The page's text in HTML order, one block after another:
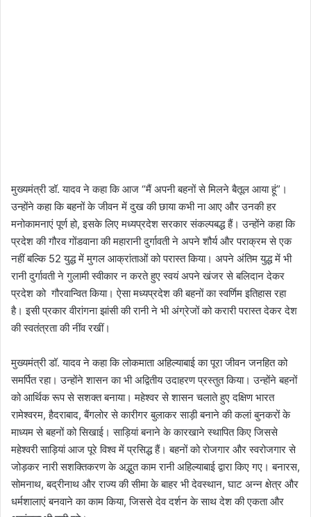
मुख्यमंत्री डॉ. यादव ने कहा कि आज “मैं अपनी बहनों से मिलने बैतूल आया हूं”।
उन्होंने कहा कि बहनों के जीवन में दुख की छाया कभी ना आए और उनकी हर
मनोकामनाएं पूर्ण हो, इसके लिए मध्यप्रदेश सरकार संकल्पबद्ध हैं। उन्होंने कहा कि
प्रदेश की गौरव गोंडवाना की महारानी दुर्गावती ने अपने शौर्य और पराक्रम से एक
नहीं बल्कि 52 युद्ध में मुगल आक्रांताओं को परास्त किया। अपने अंतिम युद्ध में भी
रानी दुर्गावती ने गुलामी स्वीकार न करते हुए स्वयं अपने खंजर से बलिदान देकर
प्रदेश को गौरवान्वित किया। ऐसा मध्यप्रदेश की बहनों का स्वर्णिम इतिहास रहा
है। इसी प्रकार वीरांगना झांसी की रानी ने भी अंग्रेजों को करारी परास्त देकर देश
की स्वतंत्रता की नींव रखीं।
मुख्यमंत्री डॉ. यादव ने कहा कि लोकमाता अहिल्याबाई का पूरा जीवन जनहित को
समर्पित रहा। उन्होंने शासन का भी अद्वितीय उदाहरण प्रस्तुत किया। उन्होंने बहनों
को आर्थिक रूप से सशक्त बनाया। महेश्वर से शासन चलाते हुए दक्षिण भारत
रामेश्वरम, हैदराबाद, बैंगलोर से कारीगर बुलाकर साड़ी बनाने की कलां बुनकरों के
माध्यम से बहनों को सिखाई। साड़ियां बनाने के कारखाने स्थापित किए जिससे
महेश्वरी साड़ियां आज पूरे विश्व में प्रसिद्ध हैं। बहनों को रोजगार और स्वरोजगार से
जोड़कर नारी सशक्तिकरण के अद्भुत काम रानी अहिल्याबाई द्वारा किए गए। बनारस,
सोमनाथ, बद्रीनाथ और राज्य की सीमा के बाहर भी देवस्थान, घाट अन्न क्षेत्र और
धर्मशालाएं बनवाने का काम किया, जिससे देव दर्शन के साथ देश की एकता और